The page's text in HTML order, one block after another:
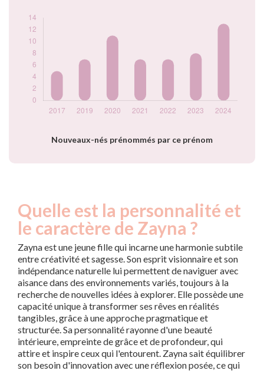
Nouveaux-nés prénommés par ce prénom
année
Quelle est la personnalité et
le caractère de Zayna ?
Zayna est une jeune fille qui incarne une harmonie subtile
entre créativité et sagesse. Son esprit visionnaire et son
indépendance naturelle lui permettent de naviguer avec
aisance dans des environnements variés, toujours à la
recherche de nouvelles idées à explorer. Elle possède une
capacité unique à transformer ses rêves en réalités
tangibles, grâce à une approche pragmatique et
structurée. Sa personnalité rayonne d'une beauté
intérieure, empreinte de grâce et de profondeur, qui
attire et inspire ceux qui l'entourent. Zayna sait équilibrer
son besoin d'innovation avec une réflexion posée, ce qui